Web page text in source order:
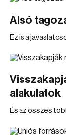
Alsó
Ez is a
alakulatok
És az összes